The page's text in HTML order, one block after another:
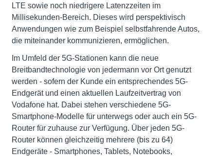
LTE sowie noch niedrigere Latenzzeiten im
Millisekunden-Bereich. Dieses wird perspektivisch
Anwendungen wie zum Beispiel selbstfahrende Autos,
die miteinander kommunizieren, ermöglichen.
Im Umfeld der 5G-Stationen kann die neue
Breitbandtechnologie von jedermann vor Ort genutzt
werden - sofern der Kunde ein entsprechendes 5G-
Endgerät und einen aktuellen Laufzeitvertrag von
Vodafone hat. Dabei stehen verschiedene 5G-
Smartphone-Modelle für unterwegs oder auch ein 5G-
Router für zuhause zur Verfügung. Über jeden 5G-
Router können gleichzeitig mehrere (bis zu 64)
Endgeräte - Smartphones, Tablets, Notebooks,